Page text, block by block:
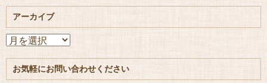
アーカイブ
ア
イ
お気軽にお問い合わせください